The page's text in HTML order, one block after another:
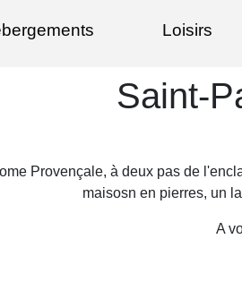
Loisirs
Saint-
Provençale, à deux pas de
maisosn en pierres, un
A